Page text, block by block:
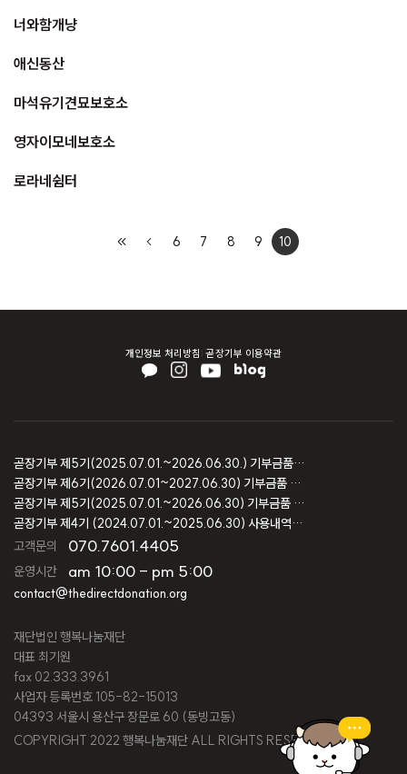
너와함개냥
애신동산
마석유기견묘보호소
영자이모네보호소
로라네쉼터
6 7 8 9 10
개인정보 처리방침 곧장기부 이용약관
고객문의 070.7601.4405
운영시간 am 10:00 - pm 5:00
contact@thedirectdonation.org
재단법인 행복나눔재단
대표 최기원
fax 02.333.3961
사업자 등록번호 105-82-15013
04393 서울시 용산구 장문로 60 (동빙고동)
COPYRIGHT 2022 행복나눔재단 ALL RIGHTS RESERVED.
곧장기부 제5기(2025.07.01.~2026.06.30.) 기부금품 모집결과 보고
곧장기부 제6기(2026.07.01~2027.06.30) 기부금품 모집등록 보고
곧장기부 제5기(2025.07.01.~2026.06.30) 기부금품 모집등록 보고
곧장기부 제4기 (2024.07.01.~2025.06.30) 사용내역 및 회계감사 보고